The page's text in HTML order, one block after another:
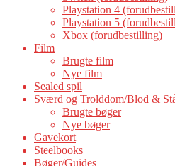
Playstation 4
Playstation 5
Xbox (forudbestilling)
Film
Brugte film
Nye film
Sealed spil
Sværd og Trolddom/Blod &
Brugte bøger
Nye bøger
Gavekort
Steelbooks
Bøger/Guides